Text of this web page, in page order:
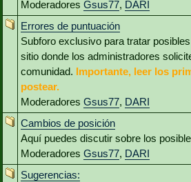
Moderadores Gsus77, DARI
Errores de puntuación
Subforo exclusivo para tratar
sitio donde los administradores
comunidad. Importante, leer los
postear.
Moderadores Gsus77, DARI
Cambios de posición
Aquí puedes discutir sobre los
Moderadores Gsus77, DARI
Sugerencias: